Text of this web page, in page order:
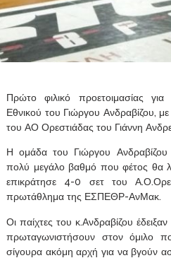
Πρώτο φιλικό προετοιμασίας
Εθνικού του Γιώργου Ανδραβίζου,
του ΑΟ Ορεστιάδας του Γιάννη
Η ομάδα του Γιώργου
πολύ μεγάλο βαθμό που φέτος θα
επικράτησε 4-0 σετ του
πρωτάθλημα της ΕΣΠΕΘΡ-ΑνΜακ.
Οι παίχτες του κ.Ανδραβίζου
πρωταγωνιστήσουν στον όμιλο
σίγουρα ακόμη αρχή για να βγούν